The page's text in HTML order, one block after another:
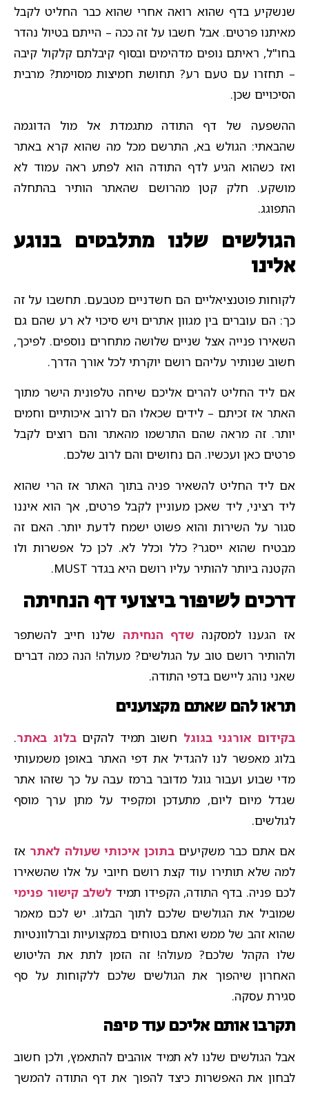
שנשקיע בדף שהוא רואה אחרי שהוא כבר החליט לקבל
מאיתנו פרטים. אבל חשבו על זה ככה – הייתם בטיול נהדר
בחו"ל, ראיתם נופים מדהימים ובסוף קיבלתם קלקול קיבה
– תחזרו עם טעם רע? תחושת חמיצות מסוימת? מרבית
הסיכויים שכן.
ההשפעה של דף התודה מתגמדת אל מול הדוגמה
שהבאתי: הגולש בא, התרשם מכל מה שהוא קרא באתר
ואז כשהוא הגיע לדף התודה הוא לפתע ראה עמוד לא
מושקע. חלק קטן מהרושם שהאתר הותיר בהתחלה
התפוגג.
הגולשים שלנו מתלבטים בנוגע
אלינו
לקוחות פוטנציאליים הם חשדניים מטבעם. תחשבו על זה
כך: הם עוברים בין מגוון אתרים ויש סיכוי לא רע שהם גם
השאירו פנייה אצל שניים שלושה מתחרים נוספים. לפיכך,
חשוב שנותיר עליהם רושם יוקרתי לכל אורך הדרך.
אם ליד החליט להרים אליכם שיחה טלפונית הישר מתוך
האתר אז זכיתם – לידים שכאלו הם לרוב איכותיים וחמים
יותר. זה מראה שהם התרשמו מהאתר והם רוצים לקבל
פרטים כאן ועכשיו. הם נחושים והם לרוב שלכם.
אם ליד החליט להשאיר פניה בתוך האתר אז הרי שהוא
ליד רציני, ליד שאכן מעוניין לקבל פרטים, אך הוא איננו
סגור על השירות והוא פשוט ישמח לדעת יותר. האם זה
מבטיח שהוא ייסגר? כלל וכלל לא. לכן כל אפשרות ולו
הקטנה ביותר להותיר עליו רושם היא בגדר MUST.
דרכים לשיפור ביצועי דף הנחיתה
אז הגענו למסקנה שדף הנחיתה שלנו חייב להשתפר
ולהותיר רושם טוב על הגולשים? מעולה! הנה כמה דברים
שאני נוהג ליישם בדפי התודה.
תראו להם שאתם מקצוענים
בקידום אורגני בגוגל חשוב תמיד להקיםבלוג באתר.
בלוג מאפשר לנו להגדיל את דפי האתר באופן משמעותי
מדי שבוע ועבור גוגל מדובר ברמז עבה על כך שזהו אתר
שגדל מיום ליום, מתעדכן ומקפיד על מתן ערך מוסף
לגולשים.
אם אתם כבר משקיעיםבתוכן איכותי שעולה לאתר אז
למה שלא תותירו עוד קצת רושם חיובי על אלו שהשאירו
לכם פניה. בדף התודה, הקפידו תמידלשלב קישור פנימי
שמוביל את הגולשים שלכם לתוך הבלוג. יש לכם מאמר
שהוא זהב של ממש ואתם בטוחים במקצועיות וברלוונטיות
שלו הקהל שלכם? מעולה! זה הזמן לתת את הליטוש
האחרון שיהפוך את הגולשים שלכם ללקוחות על סף
סגירת עסקה.
תקרבו אותם אליכם עוד טיפה
אבל הגולשים שלנו לא תמיד אוהבים להתאמץ, ולכן חשוב
לבחון את האפשרות כיצד להפוך את דף התודה להמשך